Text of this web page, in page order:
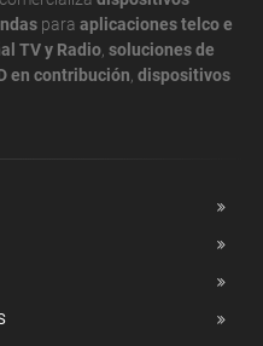
para aplicaciones telco e
TV y Radio soluciones de
en contribución dispositivos